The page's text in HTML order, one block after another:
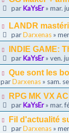
par KaYsEr» mar.
LANDR
parDarxenas »
INDIE GAME:
par KaYsEr» ven.
Que sont les
parDarxenas » sam.
RPG MK VX
par KaYsEr» mar.
Fil d'actualité
parDarxenas »